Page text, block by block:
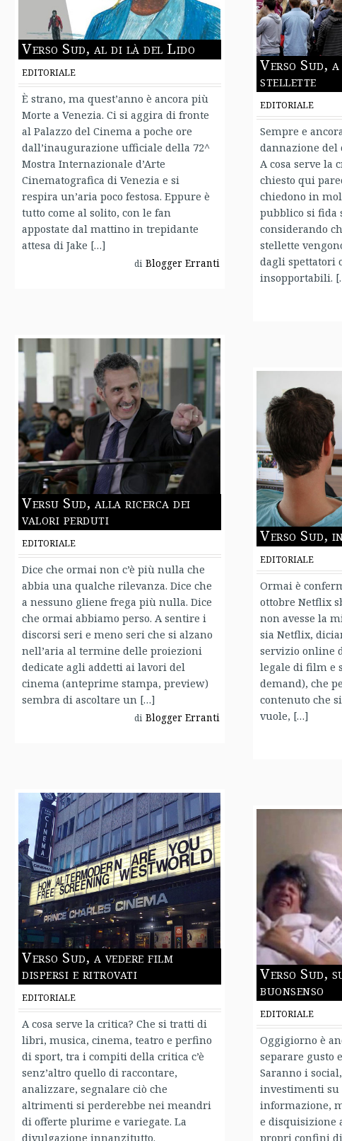
Verso Sud, al di là del Lido
EDITORIALE
È strano, ma quest’anno è ancora più
Morte a Venezia. Ci si aggira di fronte
al Palazzo del Cinema a poche ore
dall’inaugurazione ufficiale della 72^
Mostra Internazionale d’Arte
Cinematografica di Venezia e si
respira un’aria poco festosa. Eppure è
tutto come al solito, con le fan
appostate dal mattino in trepidante
attesa di Jake […]
di Blogger Erranti
Verso Sud,
stellette
EDITORIALE
Sempre e
dannazione del
A cosa serve la
chiesto qui
chiedono in
pubblico si fida
considerando
stellette
dagli spettatori
insopportabili.
Versu Sud, alla ricerca dei
valori perduti
EDITORIALE
Dice che ormai non c’è più nulla che
abbia una qualche rilevanza. Dice che
a nessuno gliene frega più nulla. Dice
che ormai abbiamo perso. A sentire i
discorsi seri e meno seri che si alzano
nell’aria al termine delle proiezioni
dedicate agli addetti ai lavori del
cinema (anteprime stampa, preview)
sembra di ascoltare un […]
di Blogger Erranti
Verso Sud,
EDITORIALE
Ormai è
ottobre Netflix
non avesse la
sia Netflix,
servizio online
legale di film e
demand), che
contenuto che
vuole, […]
Verso Sud, a vedere film
dispersi e ritrovati
EDITORIALE
A cosa serve la critica? Che si tratti di
libri, musica, cinema, teatro e perfino
di sport, tra i compiti della critica c’è
senz’altro quello di raccontare,
analizzare, segnalare ciò che
altrimenti si perderebbe nei meandri
di offerte plurime e variegate. La
divulgazione innanzitutto.
Verso Sud,
buonsenso
EDITORIALE
Oggigiorno è
separare gusto
Saranno i
investimenti su
informazione,
e disquisizione
propri confini